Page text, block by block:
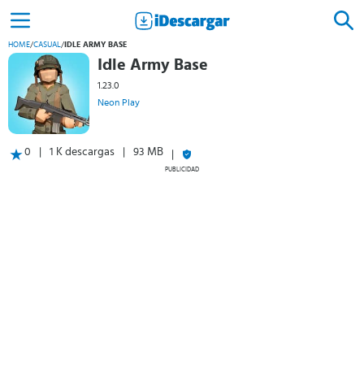
HOME/CASUAL/ IDLE ARMY BASE
Idle Army Base
1.23.0
Neon Play
0 1 K descargas 93 MB
PUBLICIDAD